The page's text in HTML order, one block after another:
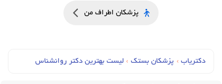
پزشکان اطراف من
دکتریاب › پزشکان بستک › لیست بهترین دکتر روانشناس